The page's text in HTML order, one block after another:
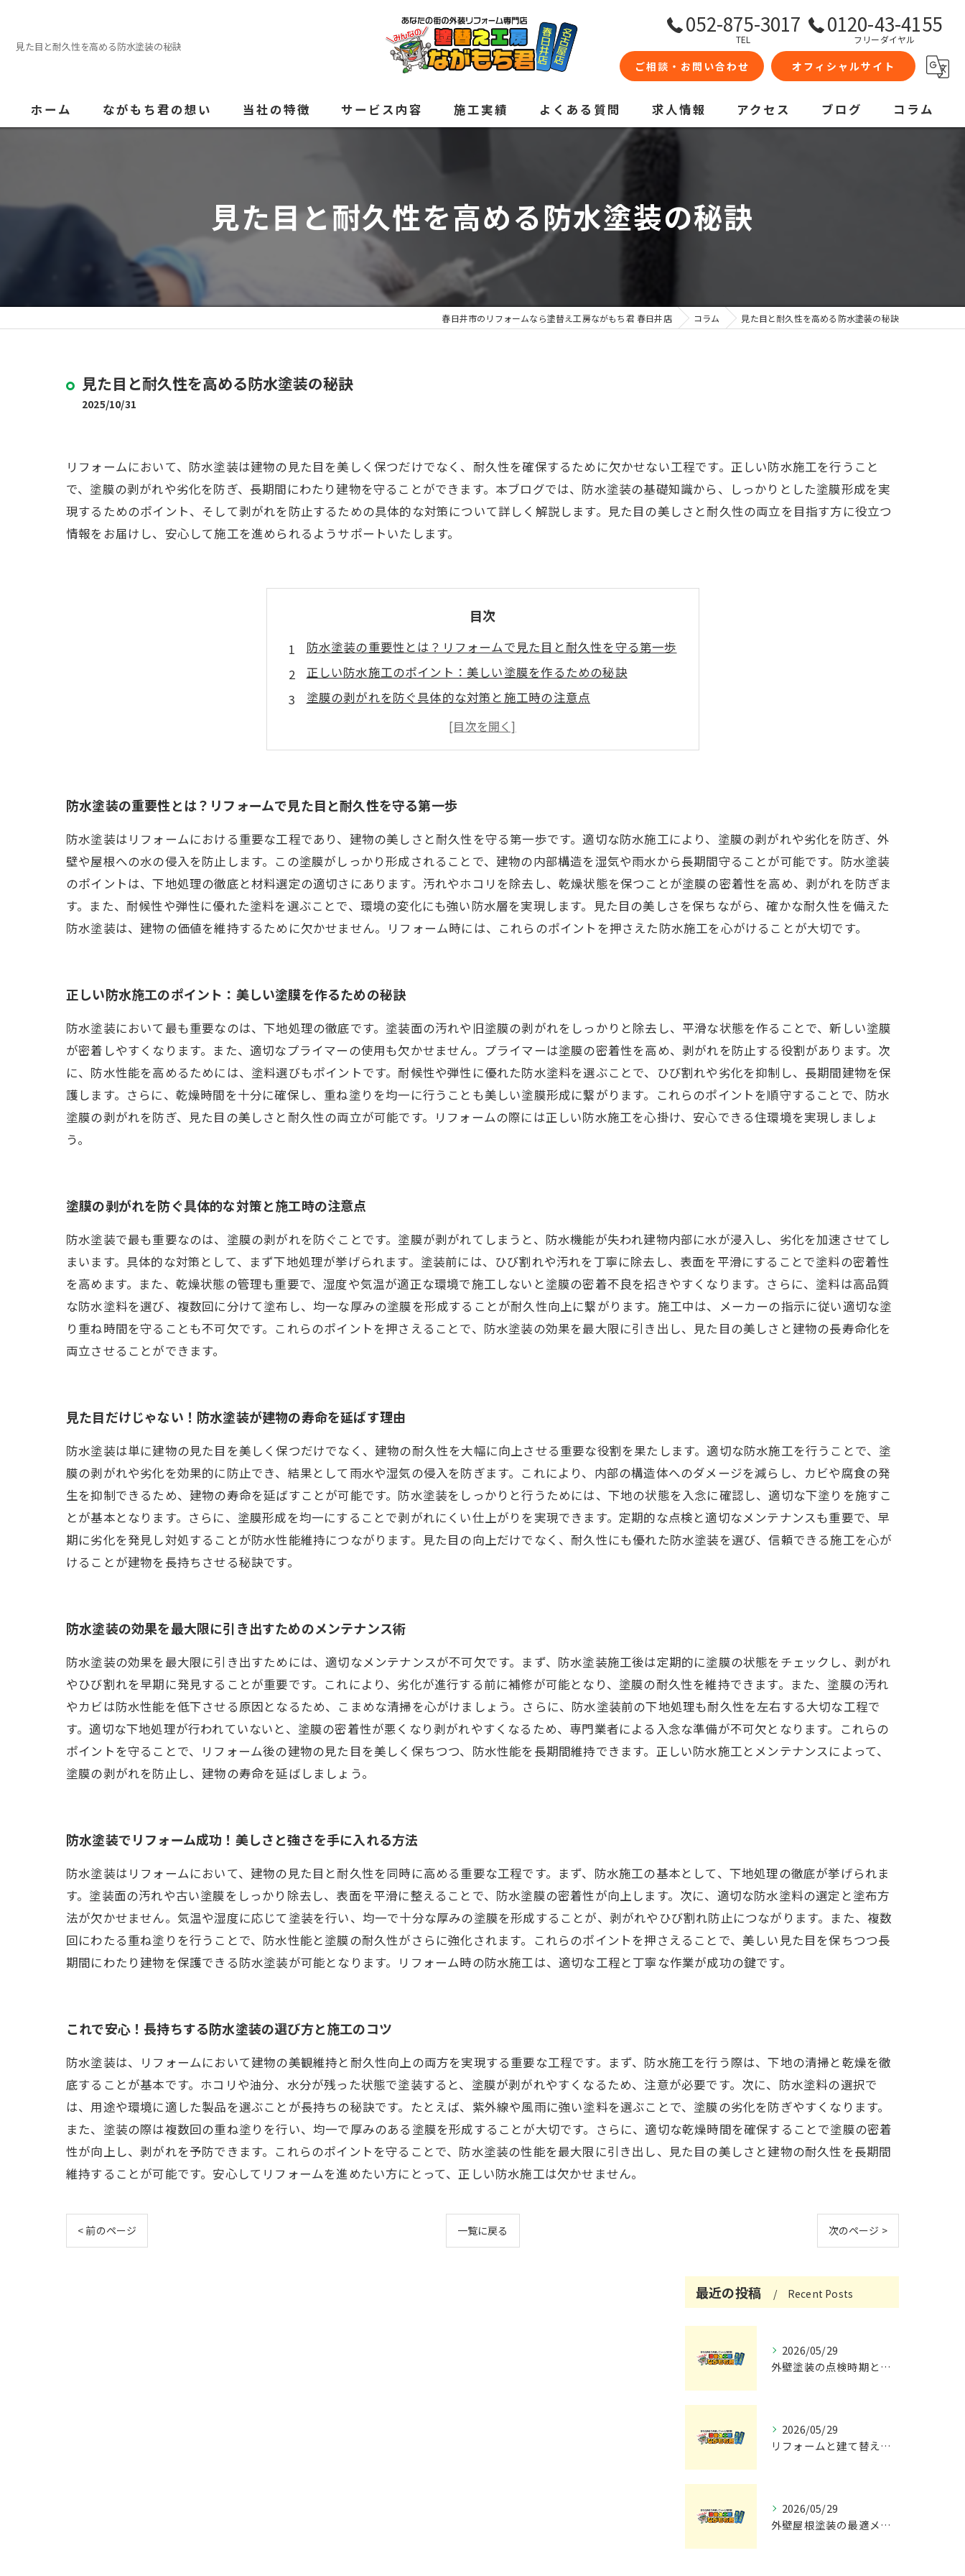
見た目と耐久性を高める防水塗装の秘訣
052-875-3017
TEL
0120-43-4155
フリーダイヤル
ご相談・お問い合わせ オフィシャルサイト
ホーム ながもち君の想い 当社の特徴
内装
サービス内容 施工実績 よくある質問 求人情報 アクセス ブログ コラム
見た目と耐久性を高める防水塗装の秘訣
春日井市のリフォームなら塗替え工房ながもち君 春日井店 コラム 見た目と耐久性を高める防水塗装の秘訣
見た目と耐久性を高める防水塗装の秘訣
2025/10/31
リフォームにおいて、防水塗装は建物の見た目を美しく保つだけでなく、耐久性を確保するために欠かせない工程です。正しい防水施工を行うこと
で、塗膜の剥がれや劣化を防ぎ、長期間にわたり建物を守ることができます。本ブログでは、防水塗装の基礎知識から、しっかりとした塗膜形成を実
現するためのポイント、そして剥がれを防止するための具体的な対策について詳しく解説します。見た目の美しさと耐久性の両立を目指す方に役立つ
情報をお届けし、安心して施工を進められるようサポートいたします。
目次
防水塗装の重要性とは？リフォームで見た目と耐久性を守る第一歩
正しい防水施工のポイント：美しい塗膜を作るための秘訣
塗膜の剥がれを防ぐ具体的な対策と施工時の注意点
見た目だけじゃない！防水塗装が建物の寿命を延ばす理由
防水塗装の効果を最大限に引き出すためのメンテナンス術
これで安心！長持ちする防水塗装の選び方と施工のコツ
防水塗装の重要性とは？リフォームで見た目と耐久性を守る第一歩
防水塗装はリフォームにおける重要な工程であり、建物の美しさと耐久性を守る第一歩です。適切な防水施工により、塗膜の剥がれや劣化を防ぎ、外
壁や屋根への水の侵入を防止します。この塗膜がしっかり形成されることで、建物の内部構造を湿気や雨水から長期間守ることが可能です。防水塗装
のポイントは、下地処理の徹底と材料選定の適切さにあります。汚れやホコリを除去し、乾燥状態を保つことが塗膜の密着性を高め、剥がれを防ぎま
す。また、耐候性や弾性に優れた塗料を選ぶことで、環境の変化にも強い防水層を実現します。見た目の美しさを保ちながら、確かな耐久性を備えた
防水塗装は、建物の価値を維持するために欠かせません。リフォーム時には、これらのポイントを押さえた防水施工を心がけることが大切です。
正しい防水施工のポイント：美しい塗膜を作るための秘訣
防水塗装において最も重要なのは、下地処理の徹底です。塗装面の汚れや旧塗膜の剥がれをしっかりと除去し、平滑な状態を作ることで、新しい塗膜
が密着しやすくなります。また、適切なプライマーの使用も欠かせません。プライマーは塗膜の密着性を高め、剥がれを防止する役割があります。次
に、防水性能を高めるためには、塗料選びもポイントです。耐候性や弾性に優れた防水塗料を選ぶことで、ひび割れや劣化を抑制し、長期間建物を保
護します。さらに、乾燥時間を十分に確保し、重ね塗りを均一に行うことも美しい塗膜形成に繋がります。これらのポイントを順守することで、防水
塗膜の剥がれを防ぎ、見た目の美しさと耐久性の両立が可能です。リフォームの際には正しい防水施工を心掛け、安心できる住環境を実現しましょ
う。
塗膜の剥がれを防ぐ具体的な対策と施工時の注意点
防水塗装で最も重要なのは、塗膜の剥がれを防ぐことです。塗膜が剥がれてしまうと、防水機能が失われ建物内部に水が浸入し、劣化を加速させてし
まいます。具体的な対策として、まず下地処理が挙げられます。塗装前には、ひび割れや汚れを丁寧に除去し、表面を平滑にすることで塗料の密着性
を高めます。また、乾燥状態の管理も重要で、湿度や気温が適正な環境で施工しないと塗膜の密着不良を招きやすくなります。さらに、塗料は高品質
な防水塗料を選び、複数回に分けて塗布し、均一な厚みの塗膜を形成することが耐久性向上に繋がります。施工中は、メーカーの指示に従い適切な塗
り重ね時間を守ることも不可欠です。これらのポイントを押さえることで、防水塗装の効果を最大限に引き出し、見た目の美しさと建物の長寿命化を
両立させることができます。
見た目だけじゃない！防水塗装が建物の寿命を延ばす理由
防水塗装は単に建物の見た目を美しく保つだけでなく、建物の耐久性を大幅に向上させる重要な役割を果たします。適切な防水施工を行うことで、塗
膜の剥がれや劣化を効果的に防止でき、結果として雨水や湿気の侵入を防ぎます。これにより、内部の構造体へのダメージを減らし、カビや腐食の発
生を抑制できるため、建物の寿命を延ばすことが可能です。防水塗装をしっかりと行うためには、下地の状態を入念に確認し、適切な下塗りを施すこ
とが基本となります。さらに、塗膜形成を均一にすることで剥がれにくい仕上がりを実現できます。定期的な点検と適切なメンテナンスも重要で、早
期に劣化を発見し対処することが防水性能維持につながります。見た目の向上だけでなく、耐久性にも優れた防水塗装を選び、信頼できる施工を心が
けることが建物を長持ちさせる秘訣です。
防水塗装の効果を最大限に引き出すためのメンテナンス術
防水塗装の効果を最大限に引き出すためには、適切なメンテナンスが不可欠です。まず、防水塗装施工後は定期的に塗膜の状態をチェックし、剥がれ
やひび割れを早期に発見することが重要です。これにより、劣化が進行する前に補修が可能となり、塗膜の耐久性を維持できます。また、塗膜の汚れ
やカビは防水性能を低下させる原因となるため、こまめな清掃を心がけましょう。さらに、防水塗装前の下地処理も耐久性を左右する大切な工程で
す。適切な下地処理が行われていないと、塗膜の密着性が悪くなり剥がれやすくなるため、専門業者による入念な準備が不可欠となります。これらの
ポイントを守ることで、リフォーム後の建物の見た目を美しく保ちつつ、防水性能を長期間維持できます。正しい防水施工とメンテナンスによって、
塗膜の剥がれを防止し、建物の寿命を延ばしましょう。
防水塗装でリフォーム成功！美しさと強さを手に入れる方法
防水塗装はリフォームにおいて、建物の見た目と耐久性を同時に高める重要な工程です。まず、防水施工の基本として、下地処理の徹底が挙げられま
す。塗装面の汚れや古い塗膜をしっかり除去し、表面を平滑に整えることで、防水塗膜の密着性が向上します。次に、適切な防水塗料の選定と塗布方
法が欠かせません。気温や湿度に応じて塗装を行い、均一で十分な厚みの塗膜を形成することが、剥がれやひび割れ防止につながります。また、複数
回にわたる重ね塗りを行うことで、防水性能と塗膜の耐久性がさらに強化されます。これらのポイントを押さえることで、美しい見た目を保ちつつ長
期間にわたり建物を保護できる防水塗装が可能となります。リフォーム時の防水施工は、適切な工程と丁寧な作業が成功の鍵です。
これで安心！長持ちする防水塗装の選び方と施工のコツ
防水塗装は、リフォームにおいて建物の美観維持と耐久性向上の両方を実現する重要な工程です。まず、防水施工を行う際は、下地の清掃と乾燥を徹
底することが基本です。ホコリや油分、水分が残った状態で塗装すると、塗膜が剥がれやすくなるため、注意が必要です。次に、防水塗料の選択で
は、用途や環境に適した製品を選ぶことが長持ちの秘訣です。たとえば、紫外線や風雨に強い塗料を選ぶことで、塗膜の劣化を防ぎやすくなります。
また、塗装の際は複数回の重ね塗りを行い、均一で厚みのある塗膜を形成することが大切です。さらに、適切な乾燥時間を確保することで塗膜の密着
性が向上し、剥がれを予防できます。これらのポイントを守ることで、防水塗装の性能を最大限に引き出し、見た目の美しさと建物の耐久性を長期間
維持することが可能です。安心してリフォームを進めたい方にとって、正しい防水施工は欠かせません。
< 前のページ 一覧に戻る 次のページ >
最近の投稿 Recent Posts
2026/05/29
外壁塗装の点検時期と施工の最適タイミング
2026/05/29
リフォームと建て替えの費用と注意点完全解説
2026/05/29
外壁屋根塗装の最適メンテナンス時期